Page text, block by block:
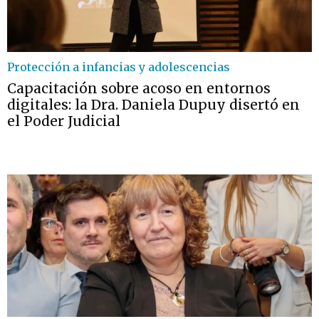
Protección a infancias y adolescencias
Capacitación sobre acoso en entornos
digitales: la Dra. Daniela Dupuy disertó en
el Poder Judicial